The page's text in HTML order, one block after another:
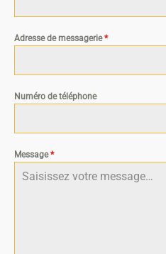
Adresse de messagerie*
Numéro de téléphone
Message*